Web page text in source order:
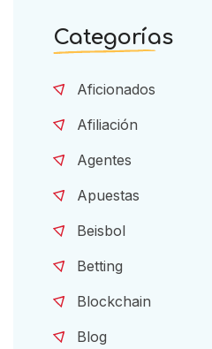
Categorías
Aficionados
Afiliación
Agentes
Apuestas
Beisbol
Betting
Blockchain
Blog